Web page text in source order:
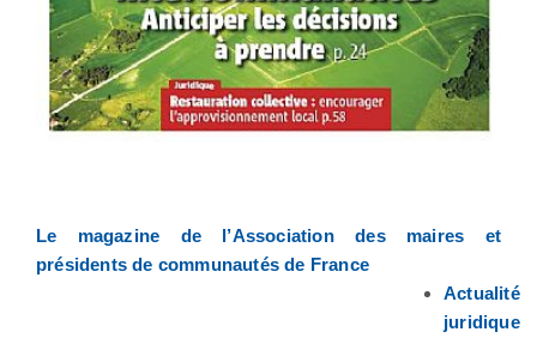
Le magazine de l’Association des maires et
présidents de communautés de France
Actualité
juridique